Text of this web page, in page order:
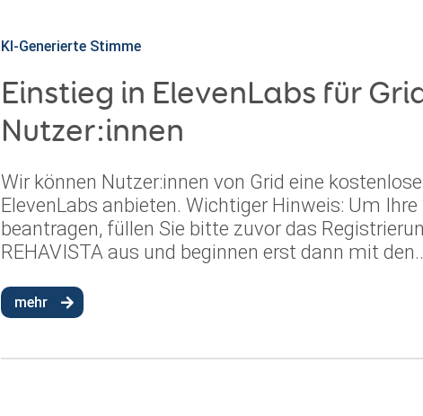
KI-Generierte Stimme
Einstieg in ElevenLabs für
Nutzer:innen
Wir können Nutzer:innen von Grid eine
ElevenLabs anbieten. Wichtiger Hinweis: Um
beantragen, füllen Sie bitte zuvor das
REHAVISTA aus und beginnen erst dann mit
mehr